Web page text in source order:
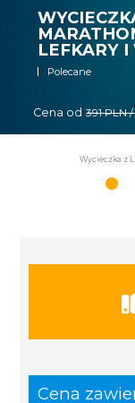
LEFKARY I
Polecane
Cena od 391 PLN
Wycieczka z
Cena